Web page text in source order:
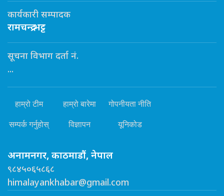
कार्यकारी सम्पादक
रामचन्द्र भट्ट
सूचना विभाग दर्ता नं.
...
हाम्रो टीम हाम्रो बारेमा गोपनीयता नीति
सम्पर्क गर्नुहोस् विज्ञापन यूनिकोड
अनामनगर, काठमाडौं, नेपाल
९८४५०६५८६८
himalayankhabar@gmail.com